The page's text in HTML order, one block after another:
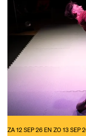
ZA 12 SEP 26 EN ZO 13 SEP